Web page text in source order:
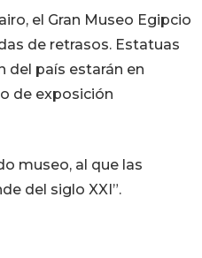
el Gran Museo Egipcio
de retrasos. Estatuas
del país estarán en
de exposición
museo, al que las
del siglo XXI”.